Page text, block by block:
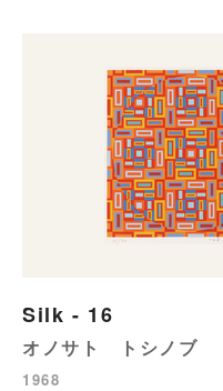
Silk - 16
オノサト トシノブ
1968